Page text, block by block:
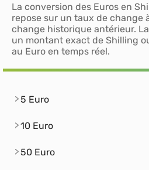
La conversion des Euros en
repose sur un taux de change
change historique antérieur.
un montant exact de Shilling
au Euro en temps réel.
5 Euro
10 Euro
50 Euro